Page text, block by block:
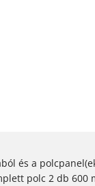
és a
polc 2 db 600